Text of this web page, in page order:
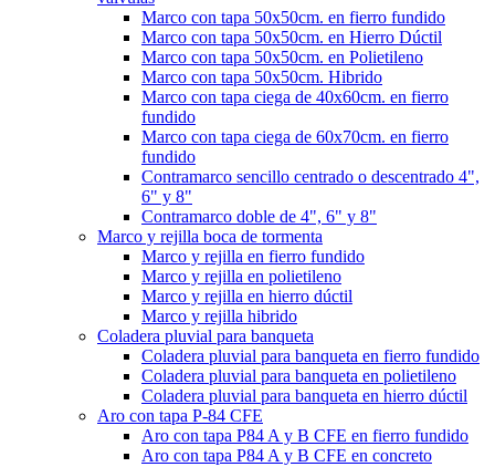
Marco con tapa 50x50cm. en fierro fundido
Marco con tapa 50x50cm. en Hierro Dúctil
Marco con tapa 50x50cm. en Polietileno
Marco con tapa 50x50cm. Hibrido
Marco con tapa ciega de 40x60cm. en fierro
fundido
Marco con tapa ciega de 60x70cm. en fierro
fundido
Contramarco sencillo centrado o descentrado 4",
6" y 8"
Contramarco doble de 4", 6" y 8"
Marco y rejilla boca de tormenta
Marco y rejilla en fierro fundido
Marco y rejilla en polietileno
Marco y rejilla en hierro dúctil
Marco y rejilla hibrido
Coladera pluvial para banqueta
Coladera pluvial para banqueta en fierro fundido
Coladera pluvial para banqueta en polietileno
Coladera pluvial para banqueta en hierro dúctil
Aro con tapa P-84 CFE
Aro con tapa P84 A y B CFE en fierro fundido
Aro con tapa P84 A y B CFE en concreto